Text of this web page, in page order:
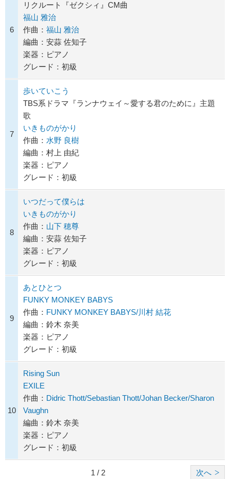
6
リクルート『ゼクシィ』CM曲
福山 雅治
作曲： 福山 雅治
編曲：安蒜 佐知子
楽器：ピアノ
グレード：初級
7
歩いていこう
TBS系ドラマ『ランナウェイ～愛する君のために』主題
歌
いきものがかり
作曲： 水野 良樹
編曲：村上 由紀
楽器：ピアノ
グレード：初級
8
いつだって僕らは
いきものがかり
作曲： 山下 穂尊
編曲：安蒜 佐知子
楽器：ピアノ
グレード：初級
9
あとひとつ
FUNKY MONKEY BABYS
作曲： FUNKY MONKEY BABYS/川村 結花
編曲：鈴木 奈美
楽器：ピアノ
グレード：初級
10
Rising Sun
EXILE
作曲： Didric Thott/Sebastian Thott/Johan Becker/Sharon
Vaughn
編曲：鈴木 奈美
楽器：ピアノ
グレード：初級
次へ
1 / 2